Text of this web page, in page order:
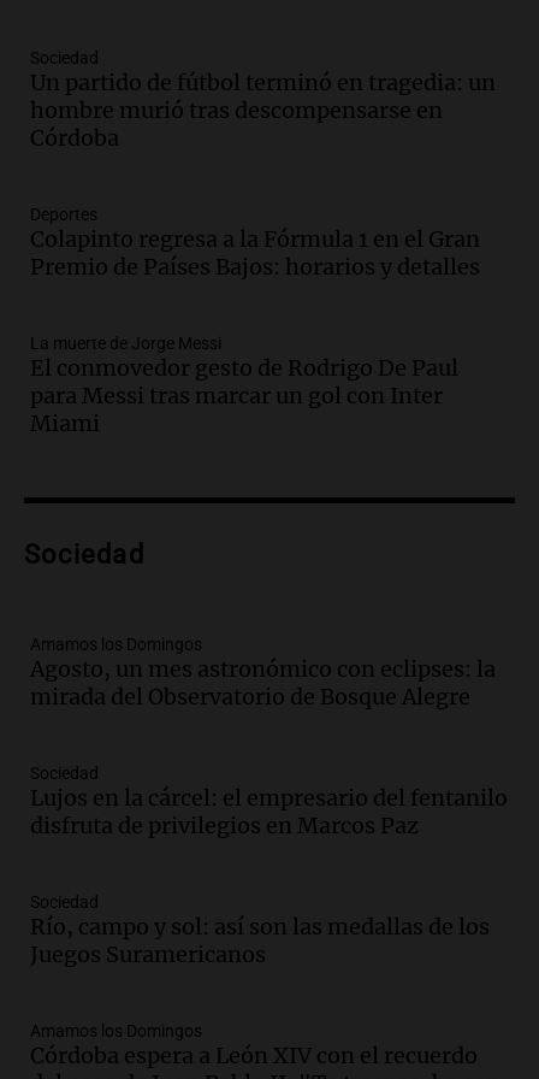
Audio.
La UNT evalúa apelación ante la
Corte Suprema tras fallo que aparta a
Pagani como rector
Panorama Federal
Audio.
que la justicia social viene siendo
“despreciada y burlada”
Audio.La Bulaya se prepara para el cierre
de su gran muestra anual con la
participación de miles de visitantes
Audio.El Senado de Santa Fe aprueba
fenómeno del Niño
Audio.Una mujer de 40 años muere en
un accidente en la Ruta 321 cerca de
García Fernández
Audio.El Tesoro Nacional captura 12
billones de pesos y genera excedente de
liquidez de 4 billones
Episodios
Audio.La lección del Titanic y la
humildad en tiempos de tormenta
Episodios
Sociedad
Un partido de fútbol terminó en tragedia: un
hombre murió tras descompensarse en
Córdoba
Deportes
Colapinto regresa a la Fórmula 1 en el Gran
Premio de Países Bajos: horarios y detalles
La muerte de Jorge Messi
El conmovedor gesto de Rodrigo De Paul
para Messi tras marcar un gol con Inter
Miami
Sociedad
Amamos los Domingos
Agosto, un mes astronómico con eclipses: la
mirada del Observatorio de Bosque Alegre
Sociedad
Lujos en la cárcel: el empresario del fentanilo
disfruta de privilegios en Marcos Paz
Sociedad
Río, campo y sol: así son las medallas de los
Juegos Suramericanos
Amamos los Domingos
Córdoba espera a León XIV con el recuerdo